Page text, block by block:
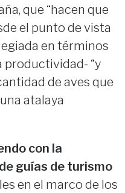
que “hacen que
el punto de vista
en términos
productividad- “y
de aves que
atalaya
con la
guías de turismo
en el marco de los